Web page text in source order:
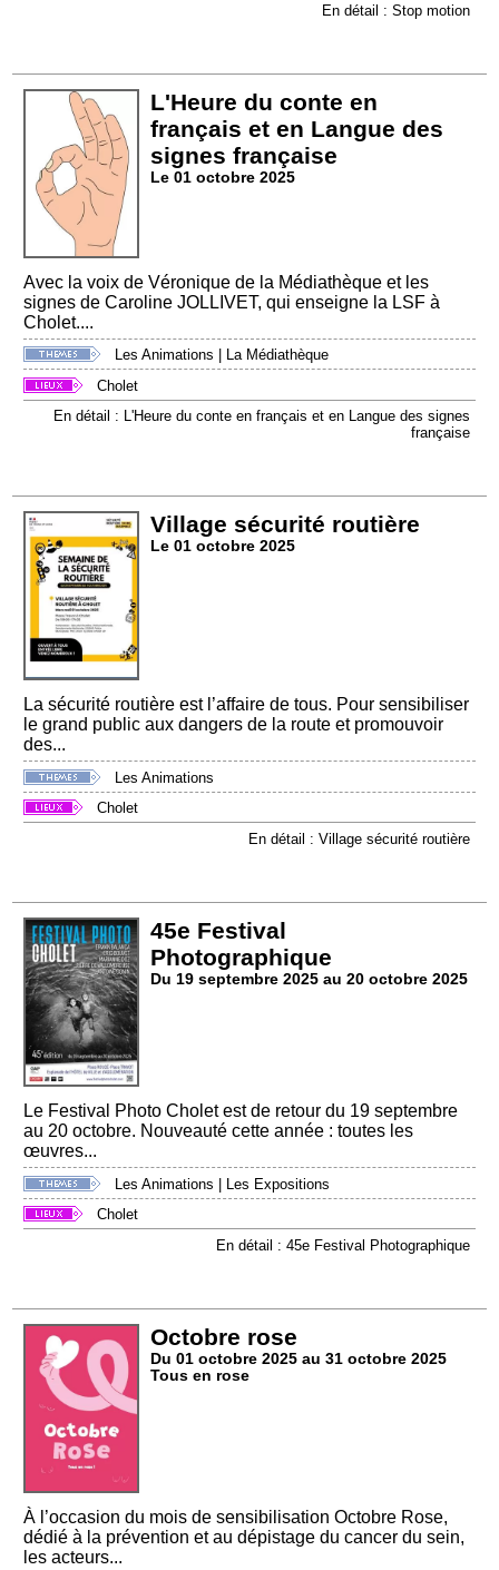
En détail : Stop motion
L'Heure du conte en
français et en Langue des
signes française
Le 01 octobre 2025
Avec la voix de Véronique de la Médiathèque et les
signes de Caroline JOLLIVET, qui enseigne la LSF à
Cholet....
Les Animations
La Médiathèque
Cholet
En détail : L'Heure du conte en français et en Langue des signes
française
Village sécurité routière
Le 01 octobre 2025
La sécurité routière est l’affaire de tous. Pour sensibiliser
le grand public aux dangers de la route et promouvoir
des...
Les Animations
Cholet
En détail : Village sécurité routière
45e Festival
Photographique
Du 19 septembre 2025 au 20 octobre 2025
Le Festival Photo Cholet est de retour du 19 septembre
au 20 octobre. Nouveauté cette année : toutes les
œuvres...
Les Animations | Les Expositions
Cholet
En détail : 45e Festival Photographique
Octobre rose
Du 01 octobre 2025 au 31 octobre 2025
Tous en rose
À l’occasion du mois de sensibilisation Octobre Rose,
dédié à la prévention et au dépistage du cancer du sein,
les acteurs...